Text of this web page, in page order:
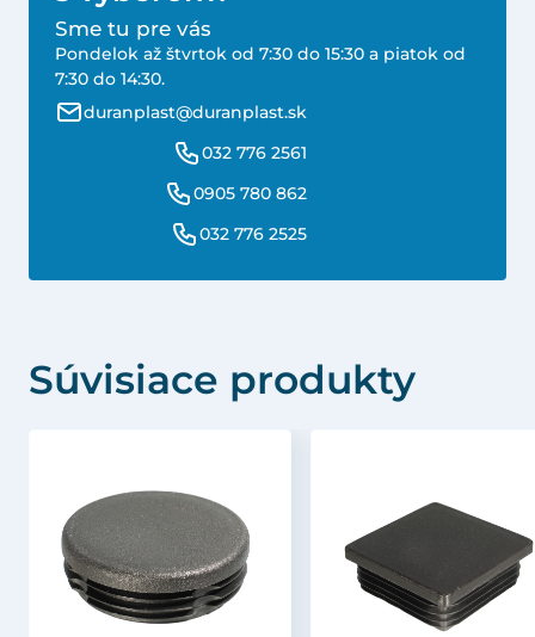
Sme tu pre vás
Pondelok až štvrtok od 7:30 do 15:30 a piatok od
7:30 do 14:30.
duranplast@duranplast.sk
032 776 2561
0905 780 862
032 776 2525
Súvisiace produkty